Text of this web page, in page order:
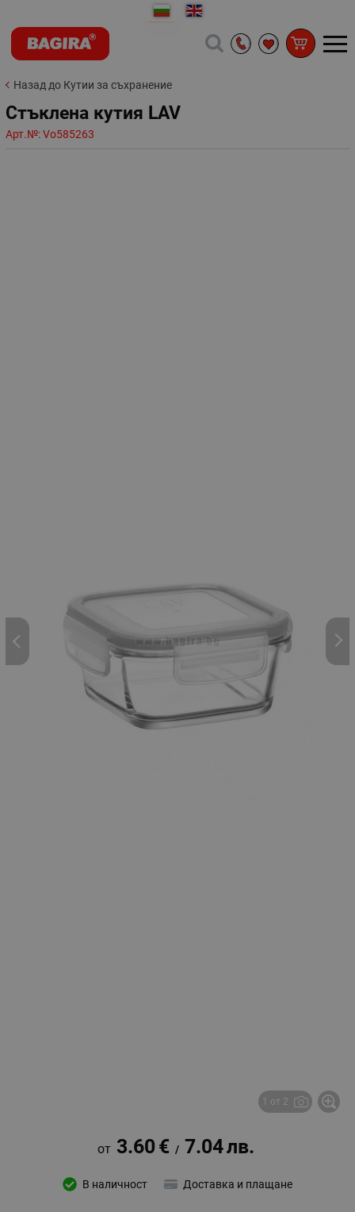
Назад до Кутии за съхранение
Стъклена кутия LAV
Арт.№:Vo585263
1 от 2
3.60 € / 7.04лв.
В наличност Доставка и плащане